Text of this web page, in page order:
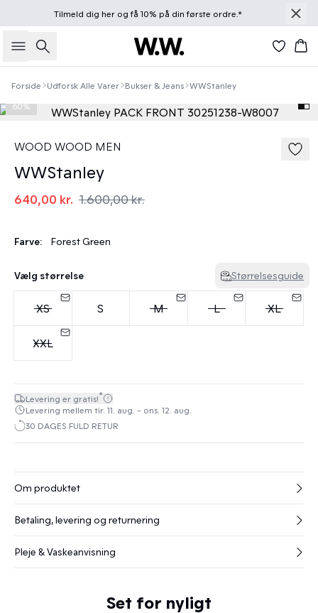
Tilmeld dig herog få 10% på din første ordre.*
Søg
Forside Udforsk Alle Varer Bukser & Jeans WWStanley
60%
WOOD WOOD MEN
WWStanley
640,00 kr. 1.600,00 kr.
Farve: Forest Green
Vælg størrelse Størrelsesguide
XS S M L XL
XXL
Levering er gratis!*
Levering mellem tir. 11. aug. - ons. 12. aug.
30 DAGES FULD RETUR
Om produktet
Betaling, levering og returnering
Pleje & Vaskeanvisning
Set for nyligt